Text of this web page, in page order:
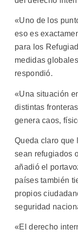
«Uno de los
eso es
para los
medidas
respondió.
«Una situación
distintas
genera caos,
Queda claro que
sean refugiados
añadió el
países también
propios
seguridad
«El derecho